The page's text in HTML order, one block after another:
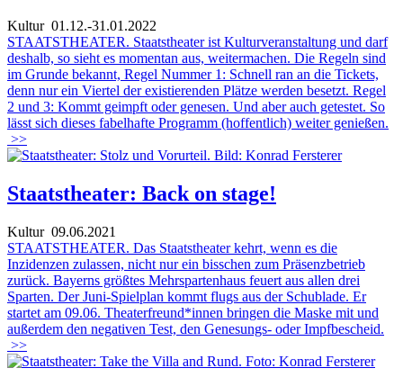
Kultur01.12.-31.01.2022
STAATSTHEATER. Staatstheater ist Kulturveranstaltung und darf
deshalb, so sieht es momentan aus, weitermachen. Die Regeln sind
im Grunde bekannt, Regel Nummer 1: Schnell ran an die Tickets,
denn nur ein Viertel der existierenden Plätze werden besetzt. Regel
2 und 3: Kommt geimpft oder genesen. Und aber auch getestet. So
lässt sich dieses fabelhafte Programm (hoffentlich) weiter genießen.
>>
Staatstheater: Back on stage!
Kultur09.06.2021
STAATSTHEATER. Das Staatstheater kehrt, wenn es die
Inzidenzen zulassen, nicht nur ein bisschen zum Präsenzbetrieb
zurück. Bayerns größtes Mehrspartenhaus feuert aus allen drei
Sparten. Der Juni-Spielplan kommt flugs aus der Schublade. Er
startet am 09.06. Theaterfreund*innen bringen die Maske mit und
außerdem den negativen Test, den Genesungs- oder Impfbescheid.
>>